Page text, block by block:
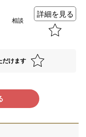
相談
詳細を見る
だけます